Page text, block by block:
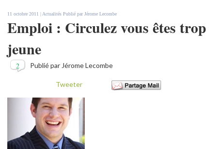
11 octobre 2011 | Actualités Publié parJérome Lecombe
Emploi : Circulez vous êtes trop
jeune
Publié par Jérome Lecombe
2
Tweeter